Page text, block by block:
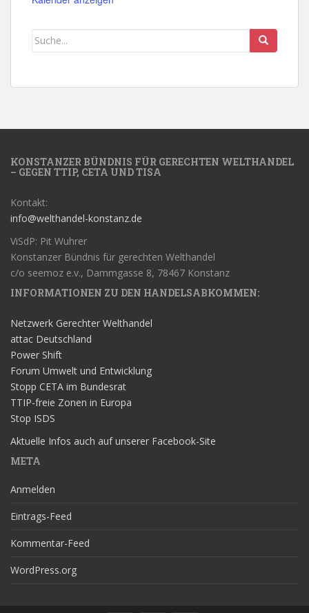
KONSTANZER BÜNDNIS FÜR GERECHTEN WELTHANDEL
– GEGEN TTIP, CETA UND TISA
Kontakt:
info@welthandel-konstanz.de
ViSdP: Pit Wuhrer
Konstanzer Bündnis für gerechten Welthandel
c/o seemoz e.v., Dammgasse 8, 78467 Konstanz
INFORMATIONEN ZU DEN HANDELSABKOMMEN:
Netzwerk Gerechter Welthandel
attac Deutschland
Power Shift
Forum Umwelt und Entwicklung
Stopp CETA im Bundesrat
TTIP-freie Zonen in Europa
Stop ISDS
Aktuelle Infos auch auf unserer Facebook-Site
META
Anmelden
Eintrags-Feed
Kommentar-Feed
WordPress.org